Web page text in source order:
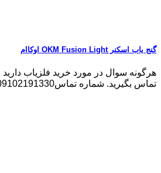
گنج یاب اسکنر OKM Fusion Light اوکاام
هرگونه سوال در مورد خرید فلزیاب
تماس بگیرید. شماره تماس09102191330